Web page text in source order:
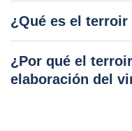
¿Qué es el
¿Por qué el
elaboración del